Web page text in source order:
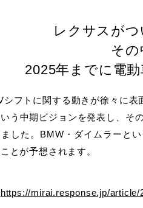
レクサスがつ
その
2025年までに電
シフトに関する動きが徐々に
う中期ビジョンを発表し、そ
した。BMW・ダイムラーと
とが予想されます。
https://mirai.response.jp/article/